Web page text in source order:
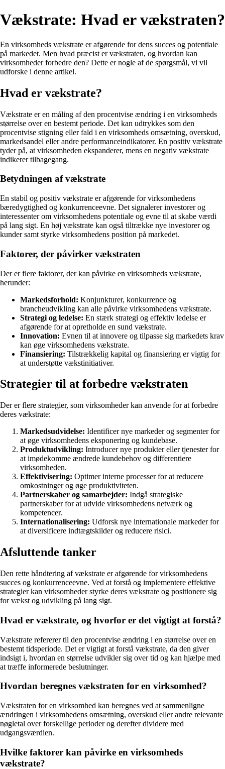
Vækstrate: Hvad er vækstraten?
En virksomheds vækstrate er afgørende for dens succes og potentiale
på markedet. Men hvad præcist er vækstraten, og hvordan kan
virksomheder forbedre den? Dette er nogle af de spørgsmål, vi vil
udforske i denne artikel.
Hvad er vækstrate?
Vækstrate er en måling af den procentvise ændring i en virksomheds
størrelse over en bestemt periode. Det kan udtrykkes som den
procentvise stigning eller fald i en virksomheds omsætning, overskud,
markedsandel eller andre performanceindikatorer. En positiv vækstrate
tyder på, at virksomheden ekspanderer, mens en negativ vækstrate
indikerer tilbagegang.
Betydningen af vækstrate
En stabil og positiv vækstrate er afgørende for virksomhedens
bæredygtighed og konkurrenceevne. Det signalerer investorer og
interessenter om virksomhedens potentiale og evne til at skabe værdi
på lang sigt. En høj vækstrate kan også tiltrække nye investorer og
kunder samt styrke virksomhedens position på markedet.
Faktorer, der påvirker vækstraten
Der er flere faktorer, der kan påvirke en virksomheds vækstrate,
herunder:
Markedsforhold: Konjunkturer, konkurrence og
brancheudvikling kan alle påvirke virksomhedens vækstrate.
Strategi og ledelse: En stærk strategi og effektiv ledelse er
afgørende for at opretholde en sund vækstrate.
Innovation: Evnen til at innovere og tilpasse sig markedets krav
kan øge virksomhedens vækstrate.
Finansiering: Tilstrækkelig kapital og finansiering er vigtig for
at understøtte vækstinitiativer.
Strategier til at forbedre vækstraten
Der er flere strategier, som virksomheder kan anvende for at forbedre
deres vækstrate:
Markedsudvidelse: Identificer nye markeder og segmenter for
at øge virksomhedens eksponering og kundebase.
Produktudvikling: Introducer nye produkter eller tjenester for
at imødekomme ændrede kundebehov og differentiere
virksomheden.
Effektivisering: Optimer interne processer for at reducere
omkostninger og øge produktiviteten.
Partnerskaber og samarbejder: Indgå strategiske
partnerskaber for at udvide virksomhedens netværk og
kompetencer.
Internationalisering: Udforsk nye internationale markeder for
at diversificere indtægtskilder og reducere risici.
Afsluttende tanker
Den rette håndtering af vækstrate er afgørende for virksomhedens
succes og konkurrenceevne. Ved at forstå og implementere effektive
strategier kan virksomheder styrke deres vækstrate og positionere sig
for vækst og udvikling på lang sigt.
Hvad er vækstrate, og hvorfor er det vigtigt at forstå?
Vækstrate refererer til den procentvise ændring i en størrelse over en
bestemt tidsperiode. Det er vigtigt at forstå vækstrate, da den giver
indsigt i, hvordan en størrelse udvikler sig over tid og kan hjælpe med
at træffe informerede beslutninger.
Hvordan beregnes vækstraten for en virksomhed?
Vækstraten for en virksomhed kan beregnes ved at sammenligne
ændringen i virksomhedens omsætning, overskud eller andre relevante
nøgletal over forskellige perioder og derefter dividere med
udgangsværdien.
Hvilke faktorer kan påvirke en virksomheds
vækstrate?